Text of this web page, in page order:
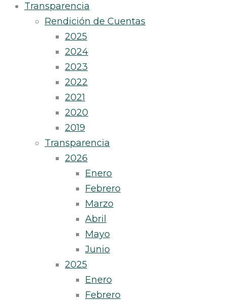
Transparencia
Rendición de Cuentas
2025
2024
2023
2022
2021
2020
2019
Transparencia
2026
Enero
Febrero
Marzo
Abril
Mayo
Junio
2025
Enero
Febrero